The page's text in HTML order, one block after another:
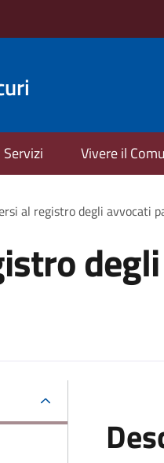
Servizi Vivere il
al registro degli avvocati